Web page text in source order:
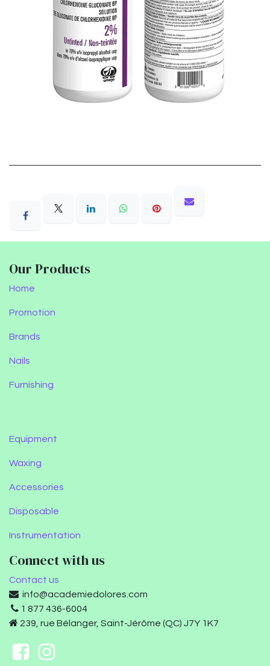
Our Products
Home
Promotion
Brands
Nails
Furnishing
Equipment
Waxing
Accessories
Disposable
Instrumentation
Connect with us
Contact us
info@academiedolores.com
1 877 436-6004
239, rue Bélanger, Saint-Jérôme (QC) J7Y 1K7